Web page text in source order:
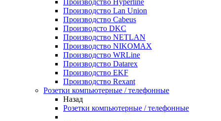
Производство Hyperline
Производство Lan Union
Производство Cabeus
Производсто DKC
Производство NETLAN
Производство NIKOMAX
Производство WRLine
Производство Datarex
Производство EKF
Производство Rexant
Розетки компьютерные / телефонные
Назад
Розетки компьютерные / телефонные